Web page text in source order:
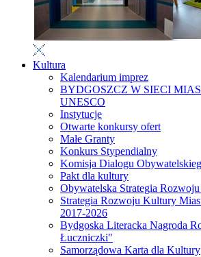
Kultura
Kalendarium imprez
BYDGOSZCZ W SIECI
UNESCO
Instytucje
Otwarte konkursy ofert
Małe Granty
Konkurs Stypendialny
Komisja Dialogu
Pakt dla kultury
Obywatelska Strategia
Strategia Rozwoju Kultury
2017-2026
Bydgoska Literacka Nagroda
Łuczniczki"
Samorządowa Karta dla Kultury